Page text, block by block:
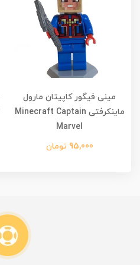
مینی فیگور کاپیتان مارول
ماینکرفتی Minecraft Captain
Marvel
95,000 تومان